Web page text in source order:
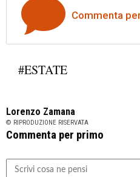
Commenta
#ESTATE
Lorenzo Zamana
© RIPRODUZIONE RISERVATA
Commenta per primo